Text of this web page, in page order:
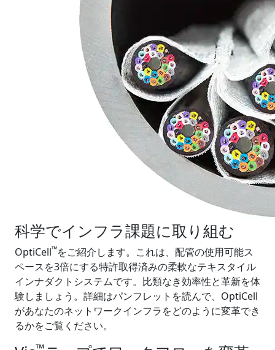
科学でインフラ課題に取り組む
OptiCell™をご紹介します。これは、配管の使用可能ス
ペースを3倍にする特許取得済みの柔軟なテキスタイル
インナダクトシステムです。比類なき効率性と革新を体
験しましょう。詳細はパンフレットを読んで、OptiCell
があなたのネットワークインフラをどのように変革でき
るかをご覧ください。